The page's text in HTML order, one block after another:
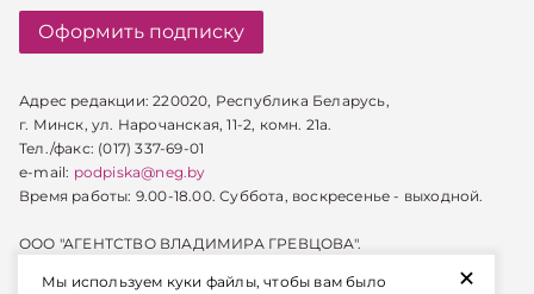
Оформить подписку
Адрес редакции: 220020, Республика Беларусь,
г. Минск, ул. Нарочанская, 11-2, комн. 21а.
Тел./факс: (017) 337-69-01
e-mail: podpiska@neg.by
Время работы: 9.00-18.00. Суббота, воскресенье - выходной.
ООО "АГЕНТСТВО ВЛАДИМИРА ГРЕВЦОВА".
+
Мы используем куки файлы, чтобы вам было